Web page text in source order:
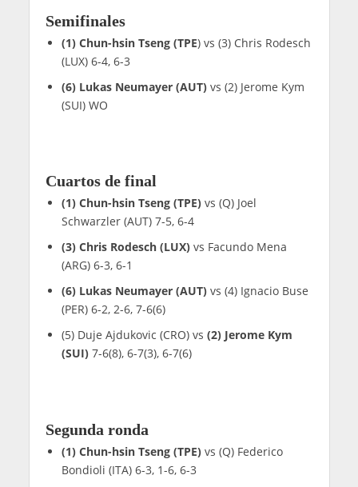
Semifinales
(1) Chun-hsin Tseng (TPE) vs (3) Chris Rodesch
(LUX) 6-4, 6-3
(6) Lukas Neumayer (AUT)vs (2) Jerome Kym
(SUI) WO
Cuartos de final
(1) Chun-hsin Tseng (TPE)vs (Q) Joel
Schwarzler (AUT) 7-5, 6-4
(3) Chris Rodesch (LUX)vs Facundo Mena
(ARG) 6-3, 6-1
(6) Lukas Neumayer (AUT)vs (4) Ignacio Buse
(PER) 6-2, 2-6, 7-6(6)
(5) Duje Ajdukovic (CRO) vs (2) Jerome Kym
(SUI)7-6(8), 6-7(3), 6-7(6)
Segunda ronda
(1) Chun-hsin Tseng (TPE)vs (Q) Federico
Bondioli (ITA) 6-3, 1-6, 6-3